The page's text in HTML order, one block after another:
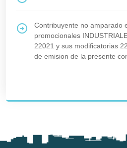
Contribuyente no amparado
promocionales
22021 y sus modificatorias
de emision de la presente